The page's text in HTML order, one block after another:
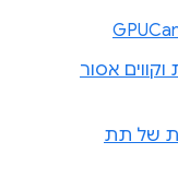
אסור
של תת